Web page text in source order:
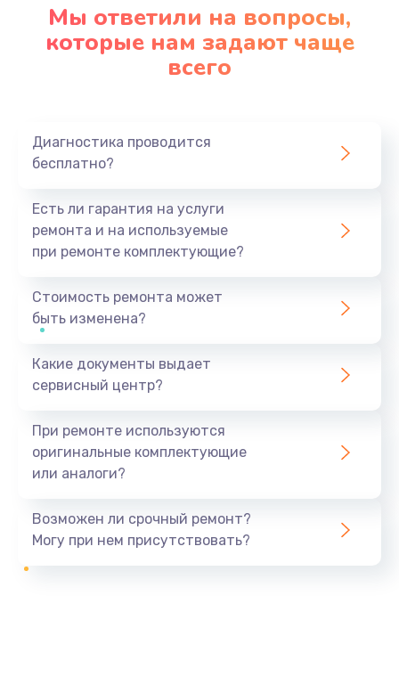
Мы ответили на вопросы,
которые нам задают чаще
всего
Диагностика проводится
бесплатно?
Есть ли гарантия на услуги
ремонта и на используемые
при ремонте комплектующие?
Стоимость ремонта может
быть изменена?
Какие документы выдает
сервисный центр?
При ремонте используются
оригинальные комплектующие
или аналоги?
Возможен ли срочный ремонт?
Могу при нем присутствовать?